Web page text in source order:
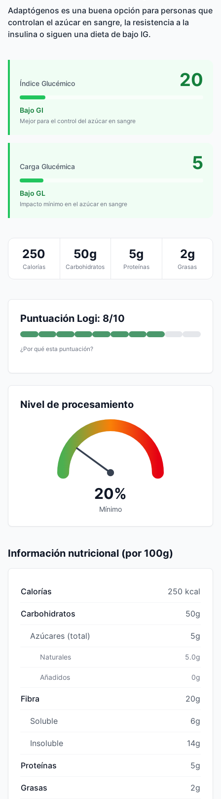
Adaptógenos es una buena opción para personas que
controlan el azúcar en sangre, la resistencia a la
insulina o siguen una dieta de bajo IG.
Índice Glucémico 20
Bajo GI
Mejor para el control del azúcar en sangre
Carga Glucémica 5
Bajo GL
Impacto mínimo en el azúcar en sangre
250
Calorías
50g
Carbohidratos
5g
Proteínas
2g
Grasas
Puntuación Logi: 8/10
¿Por qué esta puntuación?
Nivel de procesamiento
20%
Mínimo
Información nutricional (por 100g)
Calorías 250 kcal
Carbohidratos 50g
Azúcares (total) 5g
Naturales 5.0g
Añadidos 0g
Fibra 20g
Soluble 6g
Insoluble 14g
Proteínas 5g
Grasas 2g